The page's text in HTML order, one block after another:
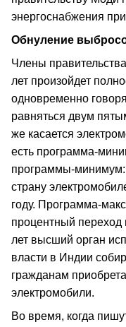
энергоснабжения
Обнуление
Члены
лет произойдет
одновременно
равняться двум
же касается
есть программа-
программы-минимум:
страну
году. Программа-
процентный переход
лет высший орган
власти в Индии
гражданам
электромобили.
Во время, когда